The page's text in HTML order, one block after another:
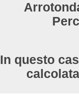
In questo